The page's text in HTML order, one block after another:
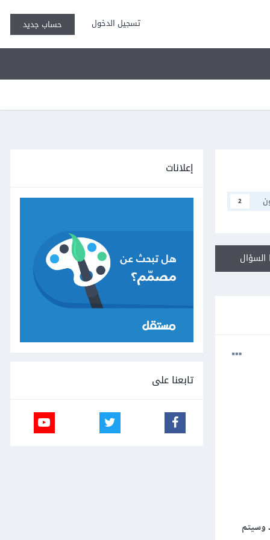
تسجيل الدخول حساب جديد
2
وسيتم
إعلانات
تابعنا على